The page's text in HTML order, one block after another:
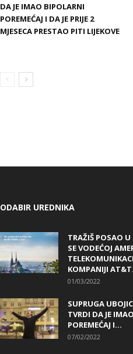
DA JE IMAO BIPOLARNI
POREMEĆAJ I DA JE PRIJE 2
MJESECA PRESTAO PITI LIJEKOVE
ODABIR UREDNIKA
TRAŽIŠ POSAO U
SE VODEĆOJ
KOMPANIJI
01/03/2022
SUPRUGA
TVRDI DA JE
POREMEĆAJ I...
07/02/2022